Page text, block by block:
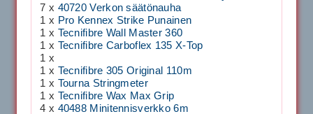
7 x 40720 Verkon säätönauha
1 x Pro Kennex Strike Punainen
1 x Tecnifibre Wall Master 360
1 x Tecnifibre Carboflex 135 X-Top
1 x
1 x Tecnifibre 305 Original 110m
1 x Tourna Stringmeter
1 x Tecnifibre Wax Max Grip
4 x 40488 Minitennisverkko 6m